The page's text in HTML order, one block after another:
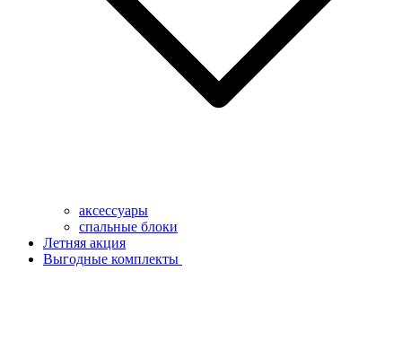
аксессуары
спальные блоки
Летняя акция
Выгодные комплекты